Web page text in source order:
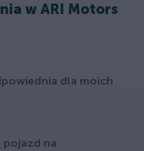
w ARI Motors
dla moich
na